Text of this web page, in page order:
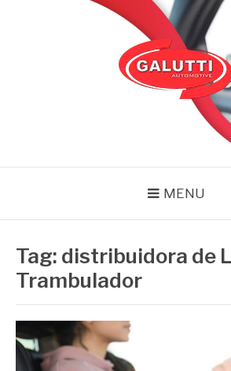
MENU
Tag: distribuidora de
Trambulador